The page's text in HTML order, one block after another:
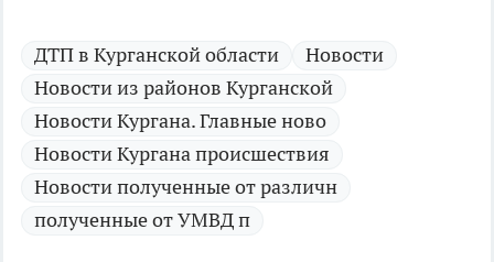
ДТП в Курганской области
Новости
Новости из районов Курганской
Новости Кургана. Главные ново
Новости Кургана происшествия
Новости полученные от различн
полученные от УМВД п